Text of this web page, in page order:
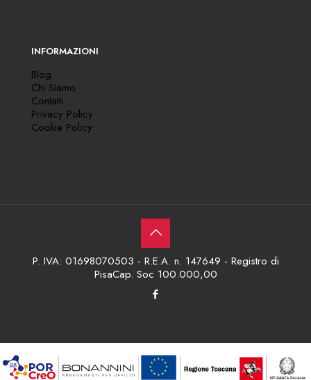
INFORMAZIONI
Blog
Chi Siamo
Contatti
Privacy Policy
Cookie Policy
P. IVA: 01698070503 - R.E.A. n. 147649 - Registro di
PisaCap. Soc 100.000,00